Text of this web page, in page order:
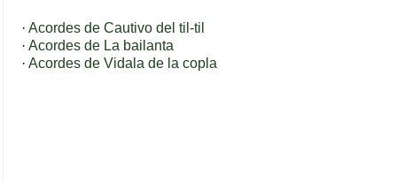
· Acordes de Cautivo del til-til
· Acordes de La bailanta
· Acordes de Vidala de la copla